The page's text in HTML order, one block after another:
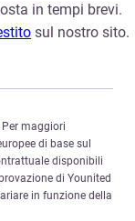
in tempi brevi.
sul nostro sito.
maggiori
di base sul
disponibili
di Younited
in funzione della